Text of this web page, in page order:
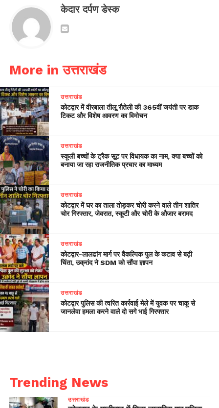
केदार दर्पण डेस्क
More in उत्तराखंड
उत्तराखंड
कोटद्वार में वीरबाला तीलू रौतेली की 365वीं जयंती पर डाक
टिकट और विशेष आवरण का विमोचन
उत्तराखंड
स्कूली बच्चों के ट्रैक सूट पर विधायक का नाम, क्या बच्चों को
बनाया जा रहा राजनीतिक प्रचार का माध्यम
उत्तराखंड
कोटद्वार में घर का ताला तोड़कर चोरी करने वाले तीन शातिर
चोर गिरफ्तार, जेवरात, स्कूटी और चोरी के औजार बरामद
उत्तराखंड
​कोटद्वार-लालढांग मार्ग पर वैकल्पिक पुल के कटाव से बढ़ी
चिंता, उक्रांद ने SDM को सौंपा ज्ञापन
उत्तराखंड
कोटद्वार पुलिस की त्वरित कार्रवाई मेले में युवक पर चाकू से
जानलेवा हमला करने वाले दो सगे भाई गिरफ्तार
Trending News
उत्तराखंड